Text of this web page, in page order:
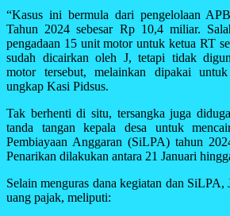
“Kasus ini bermula dari pengelolaan
Tahun 2024 sebesar Rp 10,4 miliar.
pengadaan 15 unit motor untuk ketua RT
sudah dicairkan oleh J, tetapi tidak
motor tersebut, melainkan dipakai
ungkap Kasi Pidsus.
Tak berhenti di situ, tersangka juga
tanda tangan kepala desa untuk
Pembiayaan Anggaran (SiLPA) tahun
Penarikan dilakukan antara 21 Januari
Selain menguras dana kegiatan dan SiLPA,
uang pajak, meliputi: